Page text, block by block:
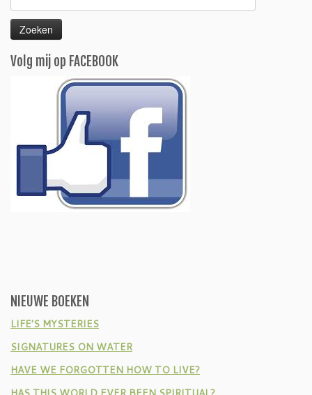
naar:
Volg mij op FACEBOOK
NIEUWE BOEKEN
LIFE’S MYSTERIES
SIGNATURES ON WATER
HAVE WE FORGOTTEN HOW TO LIVE?